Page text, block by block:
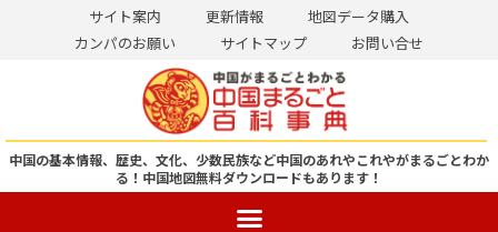
ン
ツ
サイト案内 更新情報
地図データ購入
カンパのお願い
サイトマップ お問い合せ
中国の基本情報、歴史、文化、少数民族など中国のあれやこれやがまるごとわか
る！ 中国地図無料ダウンロードもあります！